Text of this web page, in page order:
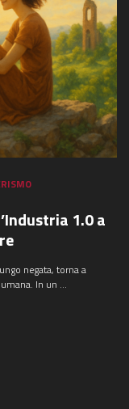
1.0 a
negata, torna a
In un ...